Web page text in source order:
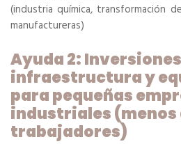
(industria química, transformación
manufactureras)
Ayuda 2:
infraestructura y
para pequeñas
industriales (menos
trabajadores)